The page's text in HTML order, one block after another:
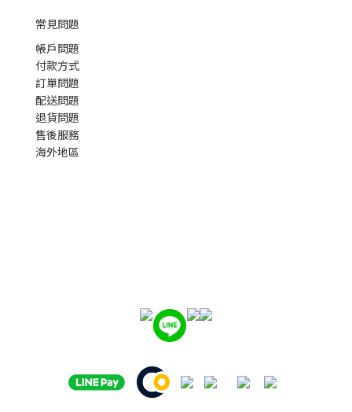
常見問題
帳戶問題
付款方式
訂單問題
配送問題
退貨問題
售後服務
海外地區